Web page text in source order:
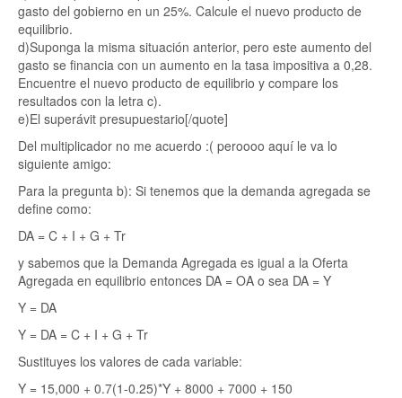
gasto del gobierno en un 25%. Calcule el nuevo producto de
equilibrio.
d)Suponga la misma situación anterior, pero este aumento del
gasto se financia con un aumento en la tasa impositiva a 0,28.
Encuentre el nuevo producto de equilibrio y compare los
resultados con la letra c).
e)El superávit presupuestario[/quote]
Del multiplicador no me acuerdo :( peroooo aquí le va lo
siguiente amigo:
Para la pregunta b): Si tenemos que la demanda agregada se
define como:
DA = C + I + G + Tr
y sabemos que la Demanda Agregada es igual a la Oferta
Agregada en equilibrio entonces DA = OA o sea DA = Y
Y = DA
Y = DA = C + I + G + Tr
Sustituyes los valores de cada variable:
Y = 15,000 + 0.7(1-0.25)*Y + 8000 + 7000 + 150